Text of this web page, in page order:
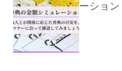
ーショ